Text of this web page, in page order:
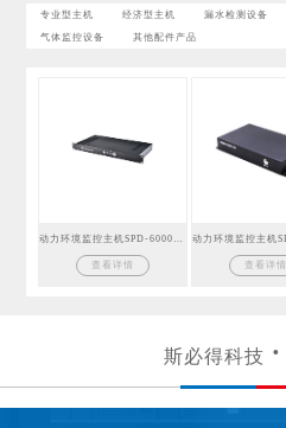
专业型主机 经济型主机 漏水检测设备
气体监控设备 其他配件产品
查看详情 查看详情
斯必得科技